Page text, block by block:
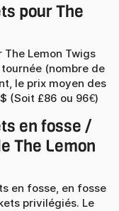
Lemon Twigs
(nombre de
le prix moyen des
(Soit £86 ou 96€)
The Lemon
en fosse, en fosse
privilégiés. Le